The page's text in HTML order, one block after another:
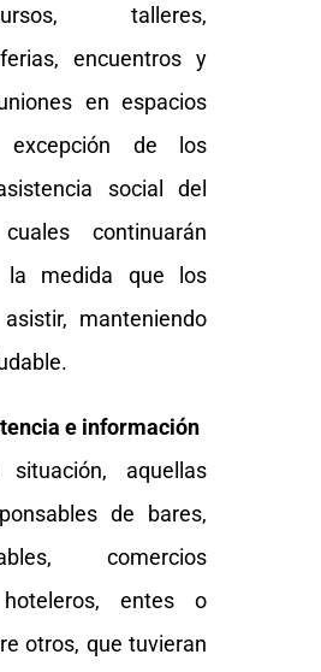
talleres,
encuentros y
en espacios
excepción de los
social del
continuarán
la medida que los
manteniendo
e información
aquellas
de bares,
comercios
hoteleros, entes o
otros, que tuvieran